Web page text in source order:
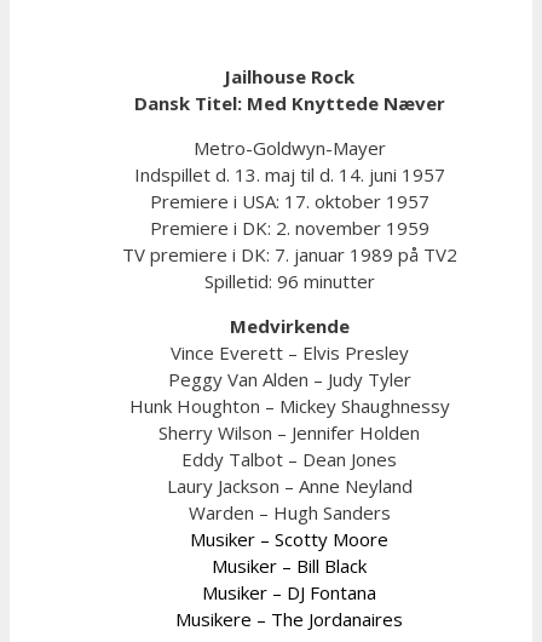
Jailhouse Rock
Dansk Titel: Med Knyttede Næver
Metro-Goldwyn-Mayer
Indspillet d. 13. maj til d. 14. juni 1957
Premiere i USA: 17. oktober 1957
Premiere i DK: 2. november 1959
TV premiere i DK: 7. januar 1989 på TV2
Spilletid: 96 minutter
Medvirkende
Vince Everett – Elvis Presley
Peggy Van Alden – Judy Tyler
Hunk Houghton – Mickey Shaughnessy
Sherry Wilson – Jennifer Holden
Eddy Talbot – Dean Jones
Laury Jackson – Anne Neyland
Warden – Hugh Sanders
Musiker – Scotty Moore
Musiker – Bill Black
Musiker – DJ Fontana
Musikere – The Jordanaires